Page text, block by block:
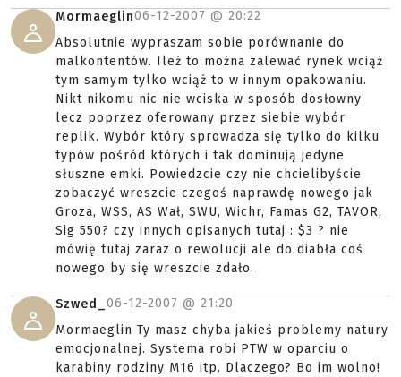
Mormaeglin06-12-2007 @ 20:22
Absolutnie wypraszam sobie porównanie do
malkontentów. Ileż to można zalewać rynek wciąż
tym samym tylko wciąż to w innym opakowaniu.
Nikt nikomu nic nie wciska w sposób dosłowny
lecz poprzez oferowany przez siebie wybór
replik. Wybór który sprowadza się tylko do kilku
typów pośród których i tak dominują jedyne
słuszne emki. Powiedzcie czy nie chcielibyście
zobaczyć wreszcie czegoś naprawdę nowego jak
Groza, WSS, AS Wał, SWU, Wichr, Famas G2, TAVOR,
Sig 550? czy innych opisanych tutaj : $3 ? nie
mówię tutaj zaraz o rewolucji ale do diabła coś
nowego by się wreszcie zdało.
Szwed_ 06-12-2007 @ 21:20
Mormaeglin Ty masz chyba jakieś problemy natury
emocjonalnej. Systema robi PTW w oparciu o
karabiny rodziny M16 itp. Dlaczego? Bo im wolno!